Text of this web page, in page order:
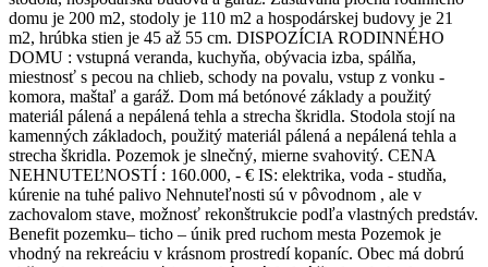
domu je 200 m2, stodoly je 110 m2 a hospodárskej budovy je 21
m2, hrúbka stien je 45 až 55 cm. DISPOZÍCIA RODINNÉHO
DOMU : vstupná veranda, kuchyňa, obývacia izba, spálňa,
miestnosť s pecou na chlieb, schody na povalu, vstup z vonku -
komora, maštaľ a garáž. Dom má betónové základy a použitý
materiál pálená a nepálená tehla a strecha škridla. Stodola stojí na
kamenných základoch, použitý materiál pálená a nepálená tehla a
strecha škridla. Pozemok je slnečný, mierne svahovitý. CENA
NEHNUTEĽNOSTÍ : 160.000, - € IS: elektrika, voda - studňa,
kúrenie na tuhé palivo Nehnuteľnosti sú v pôvodnom , ale v
zachovalom stave, možnosť rekonštrukcie podľa vlastných predstáv.
Benefit pozemku– ticho – únik pred ruchom mesta Pozemok je
vhodný na rekreáciu v krásnom prostredí kopaníc. Obec má dobrú